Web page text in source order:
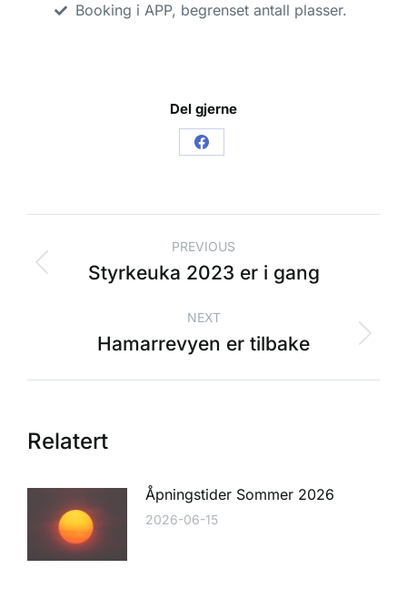
Booking i APP, begrenset antall plasser.
Del gjerne
PREVIOUS
Styrkeuka 2023 er i gang
NEXT
Hamarrevyen er tilbake
Relatert
Åpningstider Sommer 2026
2026-06-15